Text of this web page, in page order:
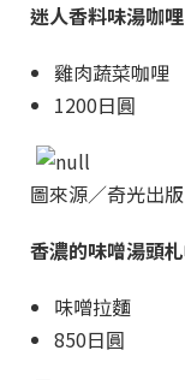
迷人香料味湯咖
雞肉蔬菜咖哩
1200日圓
圖來源／奇光出版
香濃的味噌湯頭
味噌拉麵
850日圓